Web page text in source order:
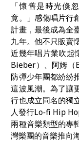
「懷舊是時光倏
竟。」感傷唱片行
計畫，最後成為全
九年。他不只販賣
近幾年唱片業吹起
Bieber）、阿姆（
防彈少年團都紛紛
這波風潮。為了讓
行也成立同名的獨
人發行Lo-fi Hip
兩種音樂類型的專
灣樂團的音樂推向海